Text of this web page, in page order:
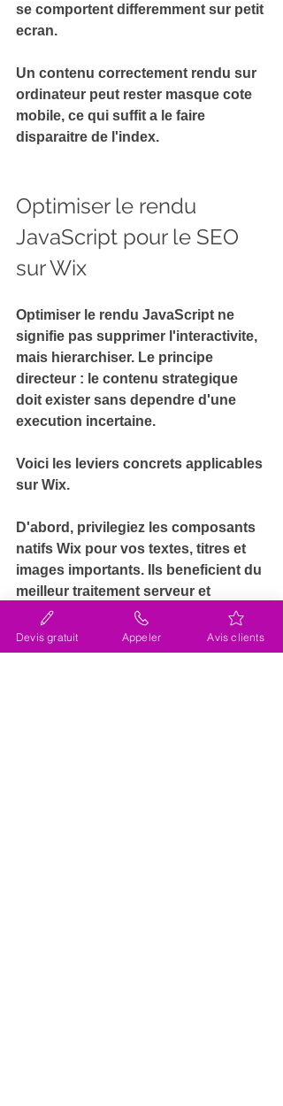
se comportent differemment sur petit
ecran.
Un contenu correctement rendu sur
ordinateur peut rester masque cote
mobile, ce qui suffit a le faire
disparaitre de l'index.
Optimiser le rendu
JavaScript pour le SEO
sur Wix
Optimiser le rendu JavaScript ne
signifie pas supprimer l'interactivite,
mais hierarchiser. Le principe
directeur : le contenu strategique
doit exister sans dependre d'une
execution incertaine.
Voici les leviers concrets applicables
sur Wix.
D'abord, privilegiez les composants
natifs Wix pour vos textes, titres et
images importants. Ils beneficient du
meilleur traitement serveur et
exposent leur contenu dans le HTML
initial.
Devis gratuit Appeler Avis clients